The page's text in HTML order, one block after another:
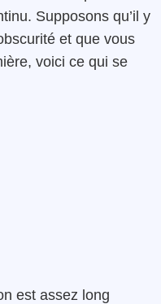
Supposons qu’il y
et que vous
voici ce qui se
est assez long